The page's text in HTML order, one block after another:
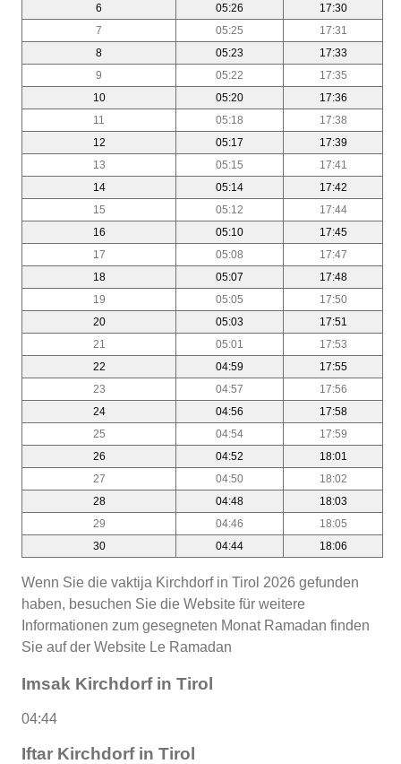
6
05:26
17:30
7
05:25
17:31
8
05:23
17:33
9
05:22
17:35
10
05:20
17:36
11
05:18
17:38
12
05:17
17:39
13
05:15
17:41
14
05:14
17:42
15
05:12
17:44
16
05:10
17:45
17
05:08
17:47
18
05:07
17:48
19
05:05
17:50
20
05:03
17:51
21
05:01
17:53
22
04:59
17:55
23
04:57
17:56
24
04:56
17:58
25
04:54
17:59
26
04:52
18:01
27
04:50
18:02
28
04:48
18:03
29
04:46
18:05
30
04:44 18:06
Wenn Sie die vaktija Kirchdorf in Tirol 2026 gefunden
haben, besuchen Sie die Website für weitere
Informationen zum gesegneten Monat Ramadan finden
Sie auf der Website Le Ramadan
Imsak Kirchdorf in Tirol
04:44
Iftar Kirchdorf in Tirol